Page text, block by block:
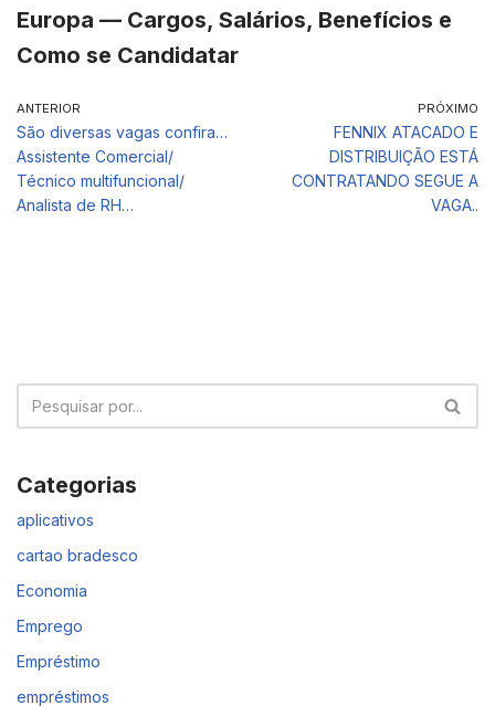
Europa — Cargos, Salários, Benefícios e
Como se Candidatar
ANTERIOR
São diversas vagas confira…
Assistente Comercial/
Técnico multifuncional/
Analista de RH…
PRÓXIMO
FENNIX ATACADO E
DISTRIBUIÇÃO ESTÁ
CONTRATANDO SEGUE A
VAGA..
Categorias
aplicativos
cartao bradesco
Economia
Emprego
Empréstimo
empréstimos